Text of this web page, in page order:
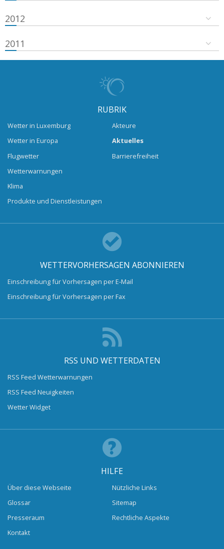
2012
2011
RUBRIK
Wetter in Luxemburg
Wetter in Europa
Flugwetter
Wetterwarnungen
Klima
Produkte und Dienstleistungen
Akteure
Aktuelles
Barrierefreiheit
WETTERVORHERSAGEN ABONNIEREN
Einschreibung für Vorhersagen per E-Mail
Einschreibung für Vorhersagen per Fax
RSS UND WETTERDATEN
RSS Feed Wetterwarnungen
RSS Feed Neuigkeiten
Wetter Widget
HILFE
Über diese Webseite
Glossar
Presseraum
Kontakt
Nützliche Links
Sitemap
Rechtliche Aspekte